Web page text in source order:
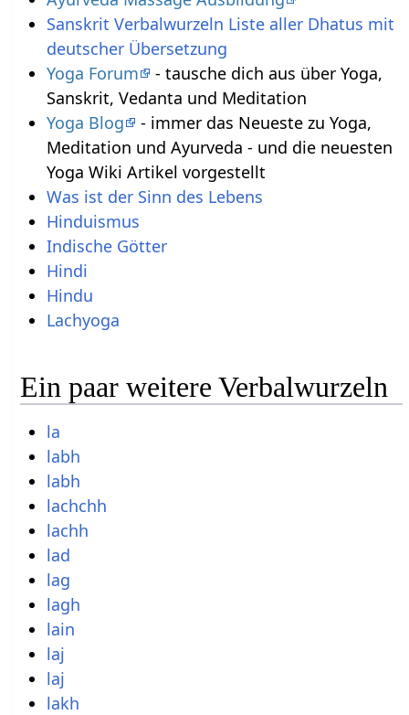
Sanskrit Verbalwurzeln Liste aller Dhatus mit
deutscher Übersetzung
Yoga Forum
- tausche dich aus über Yoga,
Sanskrit, Vedanta und Meditation
Yoga Blog
- immer das Neueste zu Yoga,
Meditation und Ayurveda - und die neuesten
Yoga Wiki Artikel vorgestellt
Was ist der Sinn des Lebens
Hinduismus
Indische Götter
Hindi
Hindu
Lachyoga
Ein paar weitere Verbalwurzeln
la
labh
labh
lachchh
lachh
lad
lag
lagh
lain
laj
laj
lakh